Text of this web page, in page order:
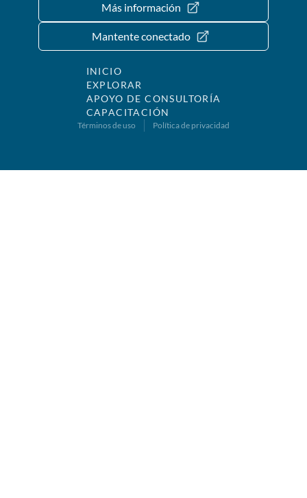
Más información
Mantente conectado
INICIO
EXPLORAR
APOYO DE CONSULTORÍA
CAPACITACIÓN
Términos de uso Política de privacidad